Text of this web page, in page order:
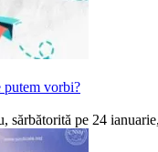
putem vorbi?
pe 24